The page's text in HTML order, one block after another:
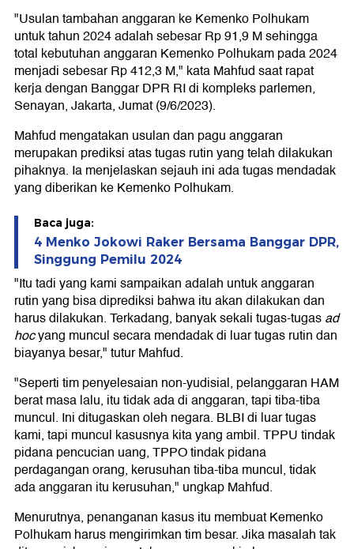
"Usulan tambahan anggaran ke Kemenko Polhukam
untuk tahun 2024 adalah sebesar Rp 91,9 M sehingga
total kebutuhan anggaran Kemenko Polhukam pada 2024
menjadi sebesar Rp 412,3 M," kata Mahfud saat rapat
kerja dengan Banggar DPR RI di kompleks parlemen,
Senayan, Jakarta, Jumat (9/6/2023).
Mahfud mengatakan usulan dan pagu anggaran
merupakan prediksi atas tugas rutin yang telah dilakukan
pihaknya. Ia menjelaskan sejauh ini ada tugas mendadak
yang diberikan ke Kemenko Polhukam.
Baca juga:
4 Menko Jokowi Raker Bersama Banggar DPR,
Singgung Pemilu 2024
"Itu tadi yang kami sampaikan adalah untuk anggaran
rutin yang bisa diprediksi bahwa itu akan dilakukan dan
harus dilakukan. Terkadang, banyak sekali tugas-tugasad
hocyang muncul secara mendadak di luar tugas rutin dan
biayanya besar," tutur Mahfud.
"Seperti tim penyelesaian non-yudisial, pelanggaran HAM
berat masa lalu, itu tidak ada di anggaran, tapi tiba-tiba
muncul. Ini ditugaskan oleh negara. BLBI di luar tugas
kami, tapi muncul kasusnya kita yang ambil. TPPU tindak
pidana pencucian uang, TPPO tindak pidana
perdagangan orang, kerusuhan tiba-tiba muncul, tidak
ada anggaran itu kerusuhan," ungkap Mahfud.
Menurutnya, penanganan kasus itu membuat Kemenko
Polhukam harus mengirimkan tim besar. Jika masalah tak